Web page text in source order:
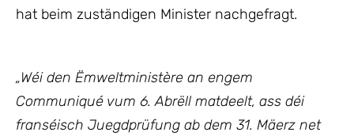
hat beim zuständigen Minister nachgefragt.
„Wéi den Ëmweltministère an engem
Communiqué vum 6. Abrëll matdeelt, ass déi
franséisch Juegdprüfung ab dem 31. Mäerz net